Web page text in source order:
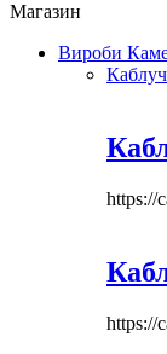
Магазин
Вироби
https://
https://